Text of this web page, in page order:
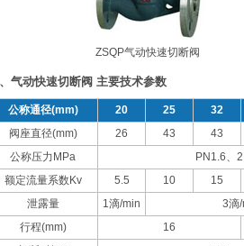
ZSQP气动快速切断阀
气动快速切断阀 主要技术参数
公称通径(mm) 20 25 32
阀座直径(mm)
26 43 43
公称压力MPa
PN1.6、
额定流量系数Kv
5.5 10 15
泄露量
1滴/min 3滴
行程(mm)
16